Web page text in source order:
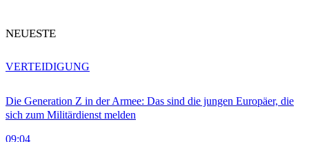
NEUESTE
Die Generation Z in der Armee: Das sind die jungen Europäer, die
sich zum Militärdienst melden
09:04
VERTEIDIGUNG